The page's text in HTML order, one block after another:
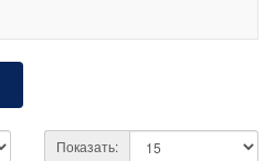
Показать: